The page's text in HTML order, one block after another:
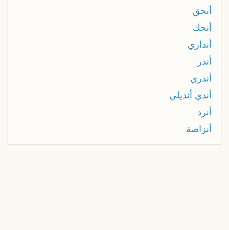
أنجق
أنجك
أنداري
أندر
أندري
أندي أنديلي
أنرد
أنزاصة